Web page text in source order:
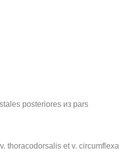
posteriores из pars
thoracodorsalis et v. circumflexa